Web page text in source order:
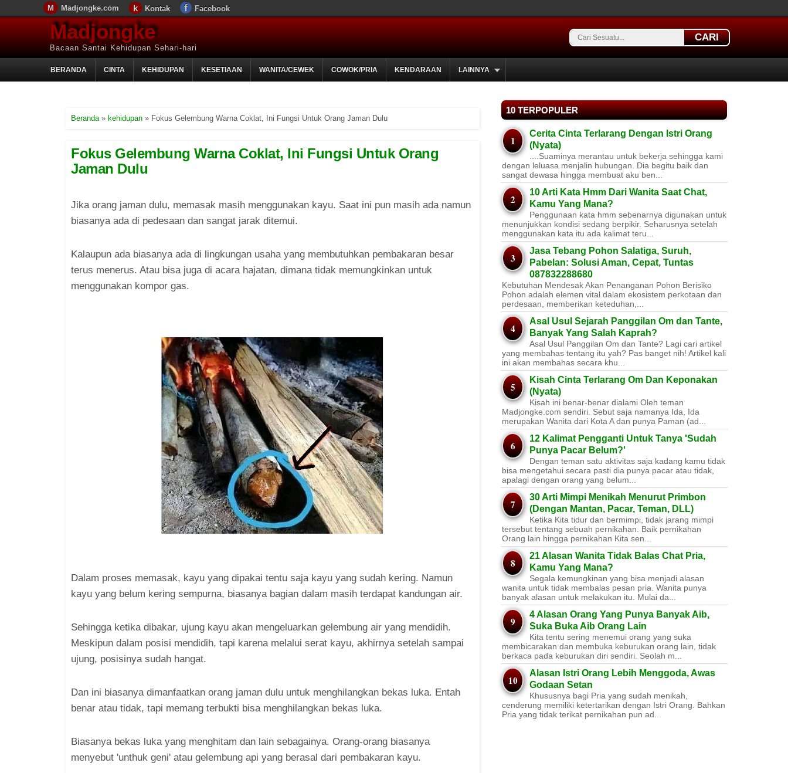
Madjongke.com Kontak Facebook
Madjongke
Bacaan Santai Kehidupan Sehari-hari
CARI
BERANDA CINTA KEHIDUPAN KESETIAAN WANITA/CEWEK COWOK/PRIA KENDARAAN LAINNYA
Beranda» kehidupan » Fokus Gelembung Warna Coklat, Ini Fungsi Untuk Orang Jaman Dulu
Fokus Gelembung Warna Coklat, Ini Fungsi Untuk Orang
Jaman Dulu
Jika orang jaman dulu, memasak masih menggunakan kayu. Saat ini pun masih ada namun
biasanya ada di pedesaan dan sangat jarak ditemui.
Kalaupun ada biasanya ada di lingkungan usaha yang membutuhkan pembakaran besar
terus menerus. Atau bisa juga di acara hajatan, dimana tidak memungkinkan untuk
menggunakan kompor gas.
Dalam proses memasak, kayu yang dipakai tentu saja kayu yang sudah kering. Namun
kayu yang belum kering sempurna, biasanya bagian dalam masih terdapat kandungan air.
Sehingga ketika dibakar, ujung kayu akan mengeluarkan gelembung air yang mendidih.
Meskipun dalam posisi mendidih, tapi karena melalui serat kayu, akhirnya setelah sampai
ujung, posisinya sudah hangat.
Dan ini biasanya dimanfaatkan orang jaman dulu untuk menghilangkan bekas luka. Entah
benar atau tidak, tapi memang terbukti bisa menghilangkan bekas luka.
Biasanya bekas luka yang menghitam dan lain sebagainya. Orang-orang biasanya
menyebut 'unthuk geni' atau gelembung api yang berasal dari pembakaran kayu.
10 TERPOPULER
Cerita Cinta Terlarang Dengan Istri Orang
(Nyata)
....Suaminya merantau untuk bekerja sehingga kami
dengan leluasa menjalin hubungan. Dia begitu baik dan
sangat dewasa hingga membuat aku ben...
10 Arti Kata Hmm Dari Wanita Saat Chat,
Kamu Yang Mana?
Penggunaan kata hmm sebenarnya digunakan untuk
menunjukkan kondisi sedang berpikir. Seharusnya setelah
menggunakan kata itu ada kalimat teru...
Jasa Tebang Pohon Salatiga, Suruh,
Pabelan: Solusi Aman, Cepat, Tuntas
087832288680
Kebutuhan Mendesak Akan Penanganan Pohon Berisiko ​
Pohon adalah elemen vital dalam ekosistem perkotaan dan
perdesaan, memberikan keteduhan,...
Asal Usul Sejarah Panggilan Om dan Tante,
Banyak Yang Salah Kaprah?
Asal Usul Panggilan Om dan Tante? Lagi cari artikel
yang membahas tentang itu yah? Pas banget nih! Artikel kali
ini akan membahas secara khu...
Kisah Cinta Terlarang Om Dan Keponakan
(Nyata)
Kisah ini benar-benar dialami Oleh teman
Madjongke.com sendiri. Sebut saja namanya Ida, Ida
merupakan Wanita dari Kota A dan punya Paman (ad...
12 Kalimat Pengganti Untuk Tanya 'Sudah
Punya Pacar Belum?'
Dengan teman satu aktivitas saja kadang kamu tidak
bisa mengetahui secara pasti dia punya pacar atau tidak,
apalagi dengan orang yang belum...
30 Arti Mimpi Menikah Menurut Primbon
(Dengan Mantan, Pacar, Teman, DLL)
Ketika Kita tidur dan bermimpi, tidak jarang mimpi
tersebut tentang sebuah pernikahan. Baik pernikahan
Orang lain hingga pernikahan Kita sen...
21 Alasan Wanita Tidak Balas Chat Pria,
Kamu Yang Mana?
Segala kemungkinan yang bisa menjadi alasan
wanita untuk tidak membalas pesan pria. Wanita punya
banyak alasan untuk melakukan itu. Mulai da...
4 Alasan Orang Yang Punya Banyak Aib,
Suka Buka Aib Orang Lain
Kita tentu sering menemui orang yang suka
membicarakan dan membuka keburukan orang lain, tidak
berkaca pada keburukan diri sendiri. Seolah m...
Alasan Istri Orang Lebih Menggoda, Awas
Godaan Setan
Khususnya bagi Pria yang sudah menikah,
cenderung memiliki ketertarikan dengan Istri Orang. Bahkan
Pria yang tidak terikat pernikahan pun ad...